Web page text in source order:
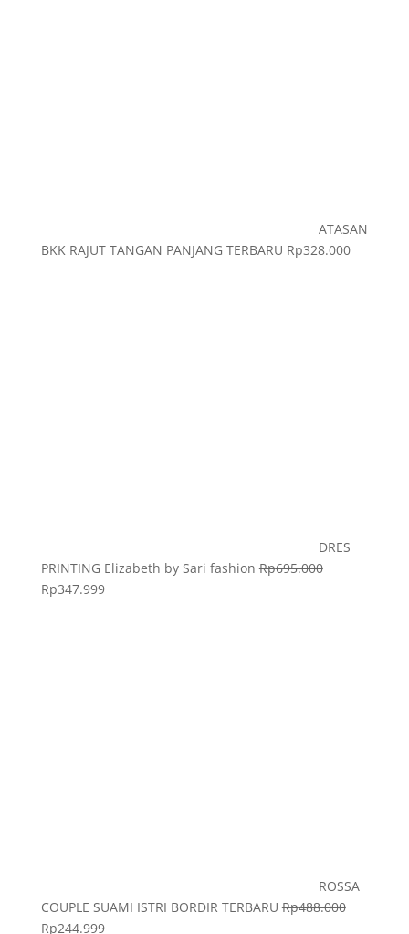
ATASAN
BKK RAJUT TANGAN PANJANG TERBARU Rp328.000
DRES
PRINTING Elizabeth by Sari fashion Rp695.000
Rp347.999
ROSSA
COUPLE SUAMI ISTRI BORDIR TERBARU Rp488.000
Rp244.999